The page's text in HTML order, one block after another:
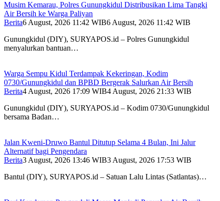
Musim Kemarau, Polres Gunungkidul Distribusikan Lima Tangki
Air Bersih ke Warga Paliyan
Berita6 August, 2026 11:42 WIB6 August, 2026 11:42 WIB
Gunungkidul (DIY), SURYAPOS.id – Polres Gunungkidul
menyalurkan bantuan…
Warga Sempu Kidul Terdampak Kekeringan, Kodim
0730/Gunungkidul dan BPBD Bergerak Salurkan Air Bersih
Berita4 August, 2026 17:09 WIB4 August, 2026 21:33 WIB
Gunungkidul (DIY), SURYAPOS.id – Kodim 0730/Gunungkidul
bersama Badan…
Jalan Kweni-Druwo Bantul Ditutup Selama 4 Bulan, Ini Jalur
Alternatif bagi Pengendara
Berita3 August, 2026 13:46 WIB3 August, 2026 17:53 WIB
Bantul (DIY), SURYAPOS.id – Satuan Lalu Lintas (Satlantas)…